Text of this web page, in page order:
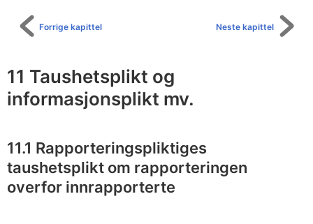
Neste kapittel
Forrige kapittel
11 Taushetsplikt og
informasjonsplikt mv.
11.1 Rapporteringspliktiges
taushetsplikt om rapporteringen
overfor innrapporterte